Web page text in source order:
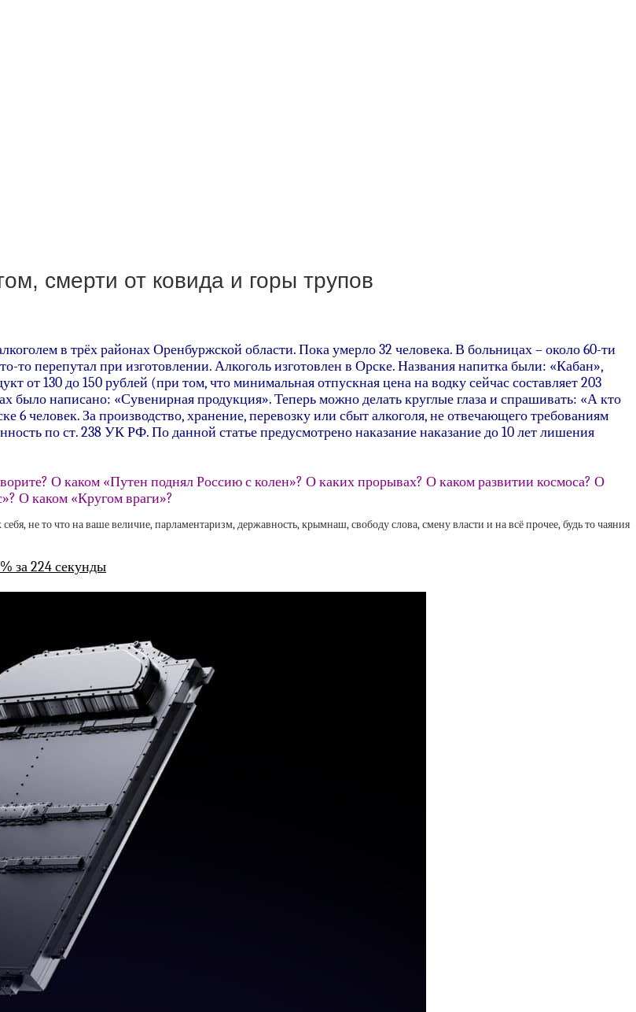
смерти от ковида и горы трупов
в трёх районах Оренбуржской области. Пока умерло 32 человека. В больницах – около 60-ти
перепутал при изготовлении. Алкоголь изготовлен в Орске. Названия напитка были: «Кабан»,
от 130 до 150 рублей (при том, что минимальная отпускная цена на водку сейчас составляет 203
было написано: «Сувенирная продукция». Теперь можно делать круглые глаза и спрашивать: «А кто
6 человек. За производство, хранение, перевозку или сбыт алкоголя, не отвечающего требованиям
по ст. 238 УК РФ. По данной статье предусмотрено наказание наказание до 10 лет лишения
О каком «Путен поднял Россию с колен»? О каких прорывах? О каком развитии космоса? О
О каком «Кругом враги»?
не то что на ваше величие, парламентаризм, державность, крымнаш, свободу слова, смену власти и на всё прочее, будь то чаяния
за 224 секунды